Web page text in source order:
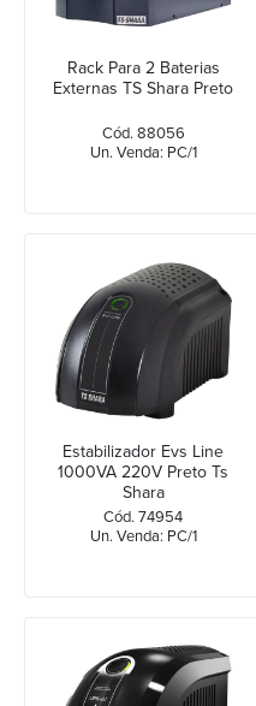
Rack Para 2 Baterias
Externas TS Shara Preto
Cód. 88056
Un. Venda: PC/1
Estabilizador Evs Line
1000VA 220V Preto Ts
Shara
Cód. 74954
Un. Venda: PC/1